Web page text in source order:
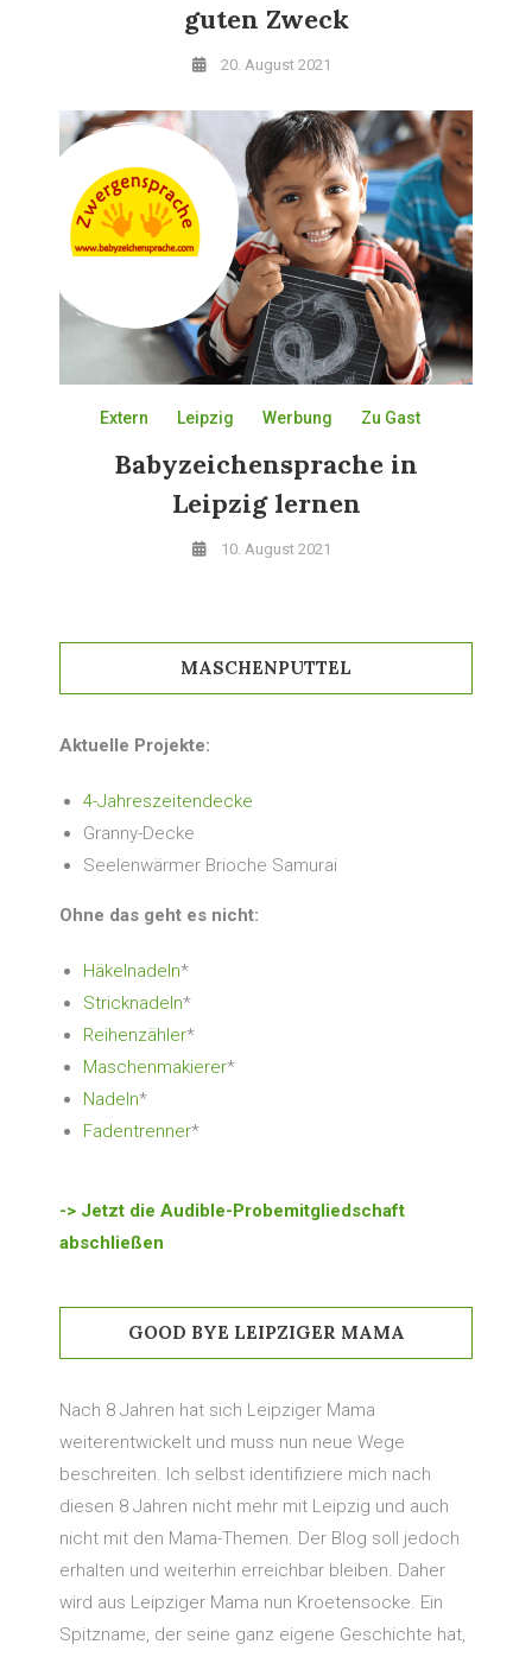
guten Zweck
20. August 2021
Extern Leipzig Werbung Zu Gast
Babyzeichensprache in
Leipzig lernen
10. August 2021
MASCHENPUTTEL
Aktuelle Projekte:
4-Jahreszeitendecke
Granny-Decke
Seelenwärmer Brioche Samurai
Ohne das geht es nicht:
Häkelnadeln*
Stricknadeln*
Reihenzähler*
Maschenmakierer*
Nadeln*
Fadentrenner*
-> Jetzt die Audible-Probemitgliedschaft
abschließen
GOOD BYE LEIPZIGER MAMA
Nach 8 Jahren hat sich Leipziger Mama
weiterentwickelt und muss nun neue Wege
beschreiten. Ich selbst identifiziere mich nach
diesen 8 Jahren nicht mehr mit Leipzig und auch
nicht mit den Mama-Themen. Der Blog soll jedoch
erhalten und weiterhin erreichbar bleiben. Daher
wird aus Leipziger Mama nun Kroetensocke. Ein
Spitzname, der seine ganz eigene Geschichte hat,